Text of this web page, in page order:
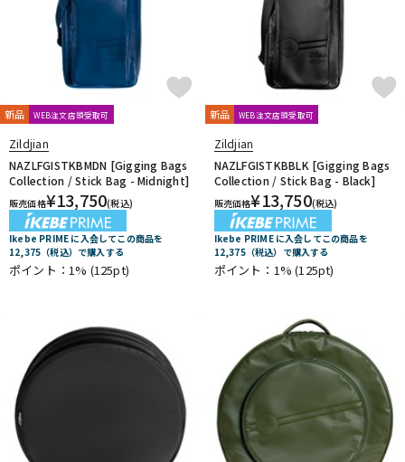
新品 WEB注文店頭受取可
Zildjian
NAZLFGISTKBMDN [Gigging Bags
Collection / Stick Bag - Midnight]
販売価格¥13,750(税込)
Ikebe PRIME に入会してこの商品を
12,375（税込）で購入する
ポイント：1% (125pt)
新品 WEB注文店頭受取可
Zildjian
NAZLFGISTKBBLK [Gigging Bags
Collection / Stick Bag - Black]
販売価格¥13,750(税込)
Ikebe PRIME に入会してこの商品を
12,375（税込）で購入する
ポイント：1%(125pt)